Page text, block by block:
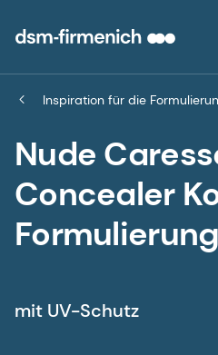
Inspiration für die
Nude
Concealer
Formulierung
mit UV-Schutz